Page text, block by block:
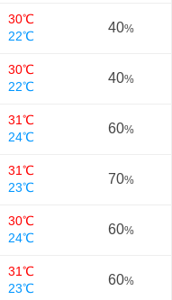
30℃
22℃
40%
30℃
22℃
40%
31℃
24℃
60%
31℃
23℃
70%
30℃
24℃
60%
31℃
23℃
60%